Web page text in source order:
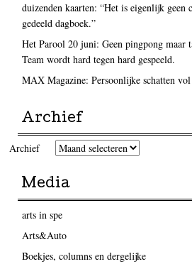
duizenden kaarten: “Het is eigenlijk geen
gedeeld dagboek.”
Het Parool 20 juni: Geen pingpong
Team wordt hard tegen hard gespeeld.
MAX Magazine: Persoonlijke schatten
Archief
Archief
Media
arts in spe
Arts&Auto
Boekjes, columns en dergelijke